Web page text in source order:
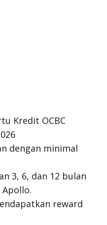
Kredit OCBC
dengan minimal
3, 6, dan 12 bulan
reward